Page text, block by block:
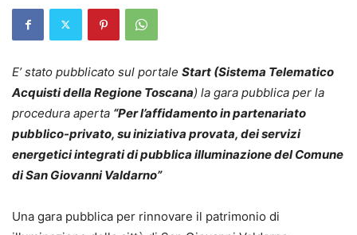
E’ stato pubblicato sul portale Start (Sistema Telematico
Acquisti della Regione Toscana) la gara pubblica per la
procedura aperta “Per l’affidamento in partenariato
pubblico-privato, su iniziativa provata, dei servizi
energetici integrati di pubblica illuminazione del Comune
di San Giovanni Valdarno”
Una gara pubblica per rinnovare il patrimonio di